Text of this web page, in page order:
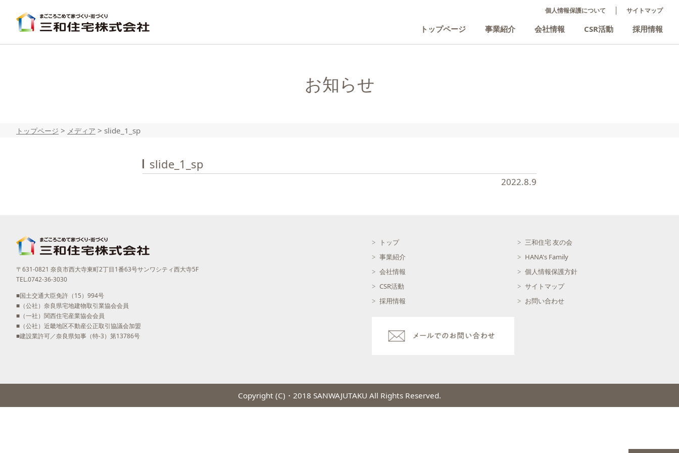
個人情報保護について サイトマップ
トップページ 事業紹介 会社情報 CSR活動 採用情報
お知らせ
トップページ > メディア > slide_1_sp
slide_1_sp
2022.8.9
トップ
事業紹介
会社情報
CSR活動
採用情報
三和住宅 友の会
HANA's Family
個人情報保護方針
サイトマップ
お問い合わせ
〒631-0821 奈良市西大寺東町2丁目1番63号サンワシティ西大寺5F
TEL.0742-36-3030
■国土交通大臣免許（15）994号
■（公社）奈良県宅地建物取引業協会会員
■（一社）関西住宅産業協会会員
■（公社）近畿地区不動産公正取引協議会加盟
■建設業許可／奈良県知事（特-3）第13786号
Copyright (C)・2018 SANWAJUTAKU All Rights Reserved.